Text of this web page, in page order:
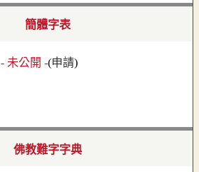
簡體字表
- 未公開 -(申請)
佛教難字字典